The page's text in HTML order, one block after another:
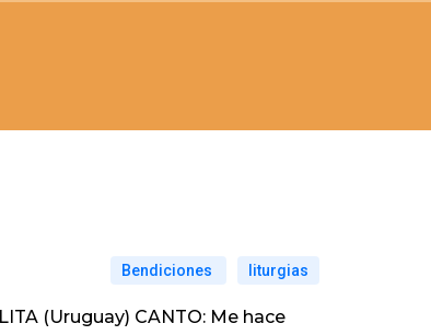
Bendiciones liturgias
(Uruguay) CANTO: Me hace